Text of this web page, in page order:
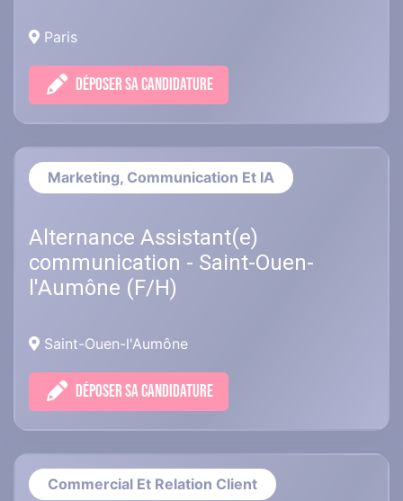
Paris
DÉPOSER SA CANDIDATURE
Marketing, Communication Et IA
Alternance Assistant(e)
communication - Saint-Ouen-
l'Aumône (F/H)
Saint-Ouen-l'Aumône
DÉPOSER SA CANDIDATURE
Commercial Et Relation Client